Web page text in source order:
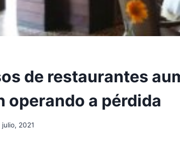
de restaurantes
operando a pérdida
julio, 2021